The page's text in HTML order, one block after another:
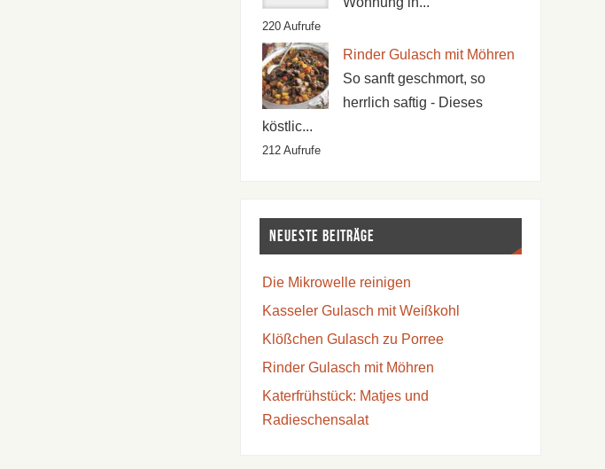
220 Aufrufe
Rinder Gulasch mit Möhren
So sanft geschmort, so
herrlich saftig - Dieses
köstlic...
212 Aufrufe
Neueste Beiträge
Die Mikrowelle reinigen
Kasseler Gulasch mit Weißkohl
Klößchen Gulasch zu Porree
Rinder Gulasch mit Möhren
Katerfrühstück: Matjes und
Radieschensalat